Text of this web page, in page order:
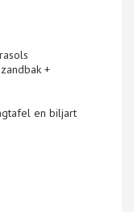
+
en biljart